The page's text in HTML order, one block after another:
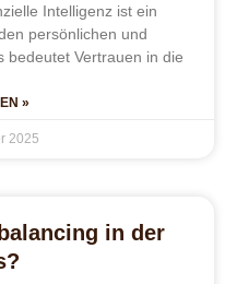
Intelligenz ist ein
persönlichen und
bedeutet Vertrauen in die
»
2025
in der